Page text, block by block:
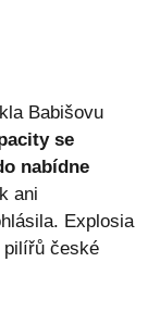
Babišovu
se
nabídne
ani
Explosia
české